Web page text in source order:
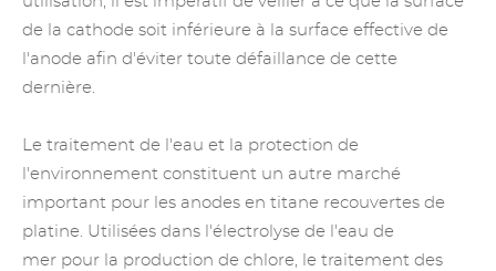
de la cathode soit inférieure à la surface effective de
l'anode afin d'éviter toute défaillance de cette
dernière.
Le traitement de l'eau et la protection de
l'environnement constituent un autre marché
important pour les anodes en titane recouvertes de
platine. Utilisées dans l'électrolyse de l'eau de
mer pour la production de chlore, le traitement des